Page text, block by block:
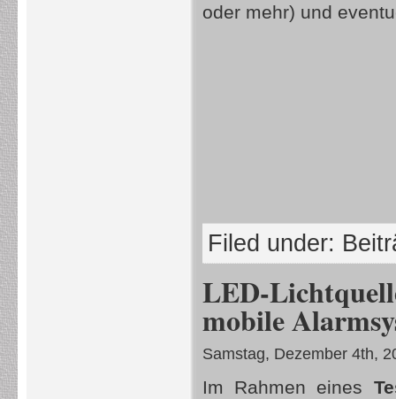
oder mehr) und
Filed under:
LED-
mobile
Samstag, Dezember 4th,
Im Rahmen eines